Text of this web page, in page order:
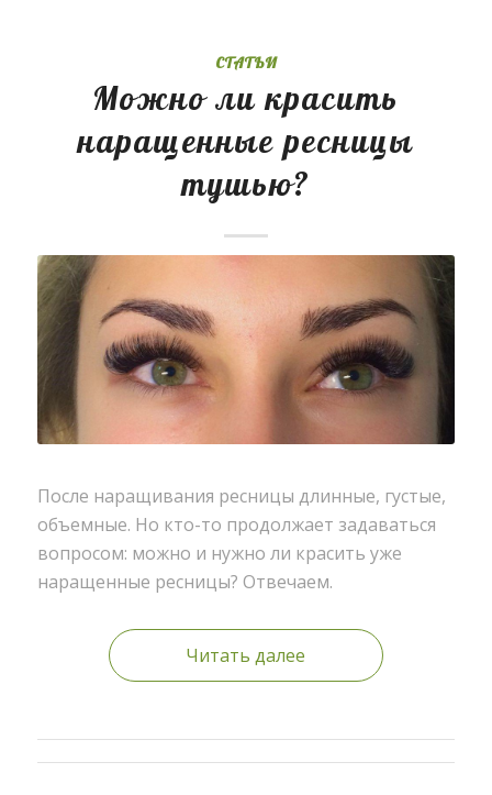
СТАТЬИ
Можно ли красить
наращенные ресницы
тушью?
После наращивания ресницы длинные, густые,
объемные. Но кто-то продолжает задаваться
вопросом: можно и нужно ли красить уже
наращенные ресницы? Отвечаем.
Читать далее